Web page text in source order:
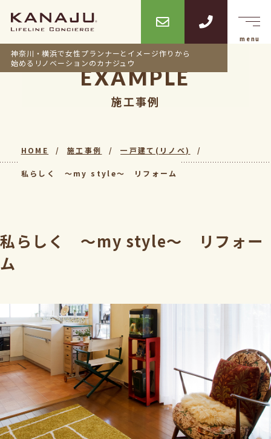
神奈川・横浜で女性プランナーとイメージ作りから
始めるリノベーションのカナジュウ
EXAMPLE
施工事例
HOME 施工事例 一戸建て(リノベ)
私らしく ～my style～ リフォーム
私らしく ～my style～ リフォー
ム